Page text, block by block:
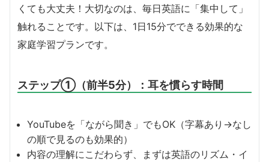
くても大丈夫！大切なのは、毎日英語に「集中して」
触れることです。以下は、1日15分でできる効果的な
家庭学習プランです。
ステップ①（前半5分）：耳を慣らす時間
YouTubeを「ながら聞き」でもOK（字幕あり→なし
の順で見るのも効果的）
内容の理解にこだわらず、まずは英語のリズム・イ